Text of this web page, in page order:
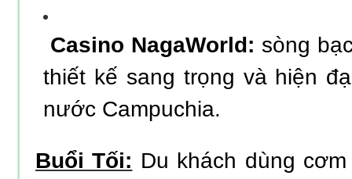
Casino NagaWorld: sòng
thiết kế sang trọng và hiện
nước Campuchia.
Buổi Tối: Du khách dùng